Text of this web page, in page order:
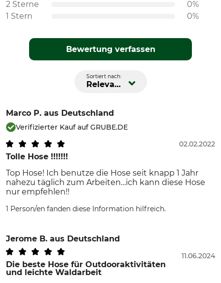
2 Sterne
0%
1 Stern
0%
Bewertung verfassen
Sortiert nach:
Relevanz
Marco P. aus Deutschland
Verifizierter Kauf auf GRUBE.DE
Tolle Hose !!!!!!!
02.02.2022
Top Hose! Ich benutze die Hose seit knapp 1 Jahr
nahezu täglich zum Arbeiten…ich kann diese Hose
nur empfehlen!!
1 Person/en fanden diese Information hilfreich.
Jerome B. aus Deutschland
Die beste Hose für Outdooraktivitäten
und leichte Waldarbeit
11.06.2024